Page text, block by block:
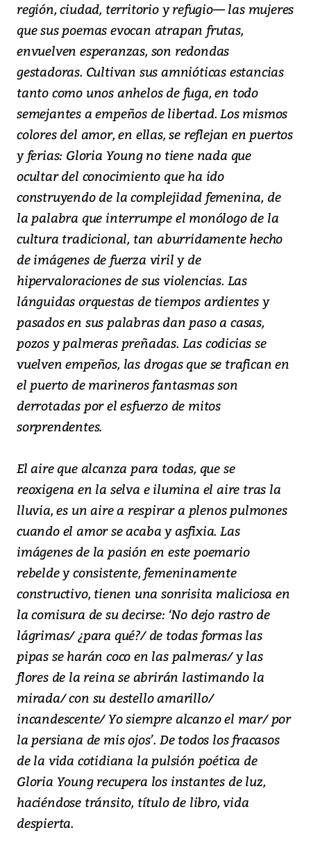
región, ciudad, territorio y refugio— las mujeres
que sus poemas evocan atrapan frutas,
envuelven esperanzas, son redondas
gestadoras. Cultivan sus amnióticas estancias
tanto como unos anhelos de fuga, en todo
semejantes a empeños de libertad. Los mismos
colores del amor, en ellas, se reflejan en puertos
y ferias: Gloria Young no tiene nada que
ocultar del conocimiento que ha ido
construyendo de la complejidad femenina, de
la palabra que interrumpe el monólogo de la
cultura tradicional, tan aburridamente hecho
de imágenes de fuerza viril y de
hipervaloraciones de sus violencias. Las
lánguidas orquestas de tiempos ardientes y
pasados en sus palabras dan paso a casas,
pozos y palmeras preñadas. Las codicias se
vuelven empeños, las drogas que se trafican en
el puerto de marineros fantasmas son
derrotadas por el esfuerzo de mitos
sorprendentes.
El aire que alcanza para todas, que se
reoxigena en la selva e ilumina el aire tras la
lluvia, es un aire a respirar a plenos pulmones
cuando el amor se acaba y asfixia. Las
imágenes de la pasión en este poemario
rebelde y consistente, femeninamente
constructivo, tienen una sonrisita maliciosa en
la comisura de su decirse: ‘No dejo rastro de
lágrimas/ ¿para qué?/ de todas formas las
pipas se harán coco en las palmeras/ y las
flores de la reina se abrirán lastimando la
mirada/ con su destello amarillo/
incandescente/ Yo siempre alcanzo el mar/ por
la persiana de mis ojos’. De todos los fracasos
de la vida cotidiana la pulsión poética de
Gloria Young recupera los instantes de luz,
haciéndose tránsito, título de libro, vida
despierta.